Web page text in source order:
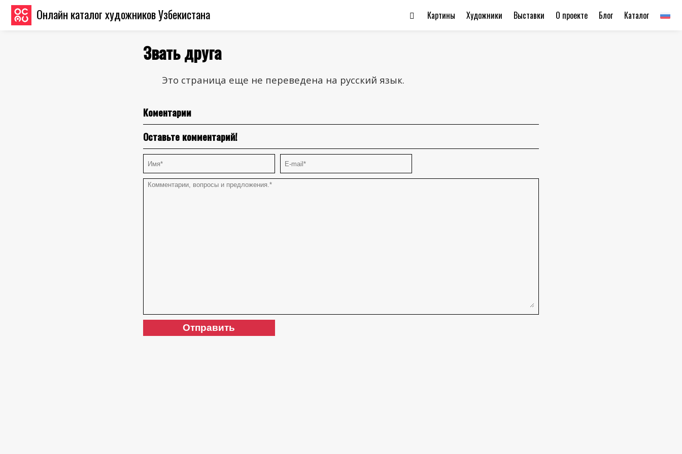
Онлайн каталог художников Узбекистана Каталог
Блог
О проекте
Выставки
Художники
Картины
Звать друга
Это страница еще не переведена на русский язык.
Коментарии
Оставьте комментарий!